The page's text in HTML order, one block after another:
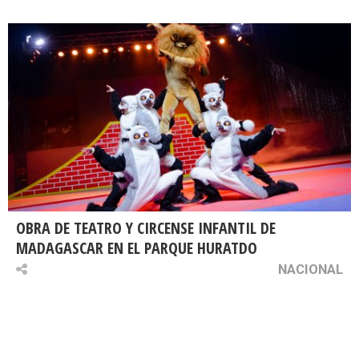
OBRA DE TEATRO Y CIRCENSE INFANTIL DE
MADAGASCAR EN EL PARQUE HURATDO
NACIONAL